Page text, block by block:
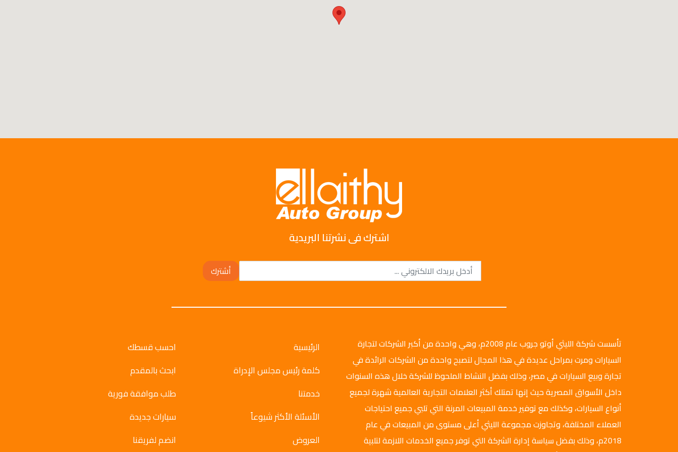
اشترك فى نشرتنا البريدية
أشترك
تأسست شركة الليثي أوتو جروب عام 2008م، وهي واحدة من أكبر الشركات لتجارة
السيارات ومرت بمراحل عديدة في هذا المجال لتصبح واحدة من الشركات الرائدة في
تجارة وبيع السيارات في مصر، وذلك بفضل النشاط الملحوظ للشركة خلال هذه السنوات
داخل الأسواق المصرية حيث إنها تمتلك أكثر العلامات التجارية العالمية شهرة لجميع
أنواع السيارات، وكذلك مع توفير خدمة المبيعات المرنة التي تلبي جميع احتياجات
العملاء المختلفة، وتجاوزت مجموعة الليثي أعلى مستوى من المبيعات في عام
2018م، وذلك بفضل سياسة إدارة الشركة التي توفر جميع الخدمات اللازمة لتلبية
الرئيسية
كلمة رئيس مجلس الإدراة
خدمتنا
الأسئلة الأكثر شيوعاً
العروض
احسب قسطك
ابحث بالمقدم
طلب موافقة فورية
سيارات جديدة
انضم لفريقنا